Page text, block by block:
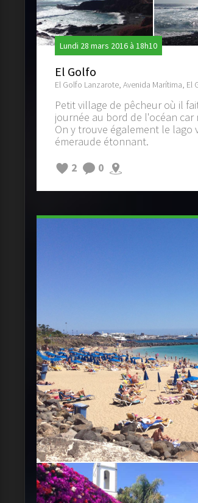
Lundi 28 mars 2016 à 18h10
El Golfo
El Golfo Lanzarote, Avenida Marítima, El
Petit village de pêcheur où il
journée au bord de l'océan
On y trouve également le
émeraude étonnant.
2
0